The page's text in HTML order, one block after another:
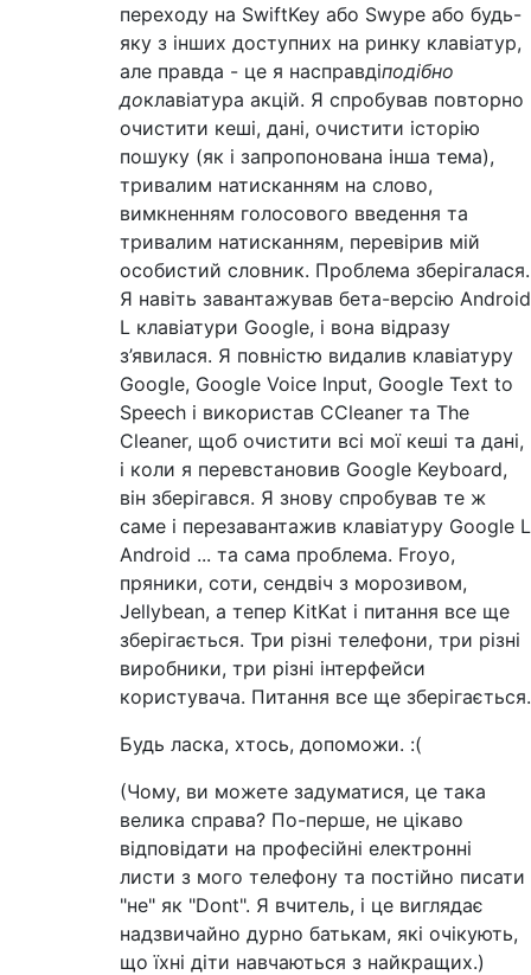
переходу на SwiftKey або Swype або будь-
яку з інших доступних на ринку клавіатур,
але правда - це я насправдіподібно
доклавіатура акцій. Я спробував повторно
очистити кеші, дані, очистити історію
пошуку (як і запропонована інша тема),
тривалим натисканням на слово,
вимкненням голосового введення та
тривалим натисканням, перевірив мій
особистий словник. Проблема зберігалася.
Я навіть завантажував бета-версію Android
L клавіатури Google, і вона відразу
з’явилася. Я повністю видалив клавіатуру
Google, Google Voice Input, Google Text to
Speech і використав CCleaner та The
Cleaner, щоб очистити всі мої кеші та дані,
і коли я перевстановив Google Keyboard,
він зберігався. Я знову спробував те ж
саме і перезавантажив клавіатуру Google L
Android ... та сама проблема. Froyo,
пряники, соти, сендвіч з морозивом,
Jellybean, а тепер KitKat і питання все ще
зберігається. Три різні телефони, три різні
виробники, три різні інтерфейси
користувача. Питання все ще зберігається.
Будь ласка, хтось, допоможи. :(
(Чому, ви можете задуматися, це така
велика справа? По-перше, не цікаво
відповідати на професійні електронні
листи з мого телефону та постійно писати
"не" як "Dont". Я вчитель, і це виглядає
надзвичайно дурно батькам, які очікують,
що їхні діти навчаються з найкращих.)